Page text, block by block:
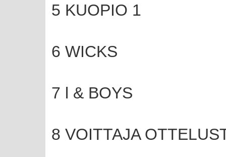
5 KUOPIO 1
6 WICKS
7 l & BOYS
8 VOITTAJA